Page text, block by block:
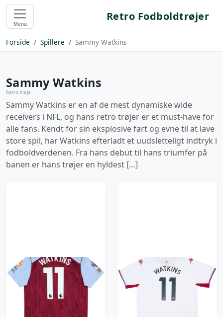
Menu
Retro Fodboldtrøjer
Forside Spillere Sammy Watkins
Sammy Watkins
Retro trøje
Sammy Watkins er en af de mest dynamiske wide
receivers i NFL, og hans retro trøjer er et must-have for
alle fans. Kendt for sin eksplosive fart og evne til at lave
store spil, har Watkins efterladt et uudsletteligt indtryk i
fodboldverdenen. Fra hans debut til hans triumfer på
banen er hans trøjer en hyldest […]
2023-24 Aston Villa
Match Issue Home
Shirt Watkins #11
2610 kr / £299.99
2021-22 Aston Villa
Away Shirt Watkins
#11 (XXL)
1044 kr / £119.99